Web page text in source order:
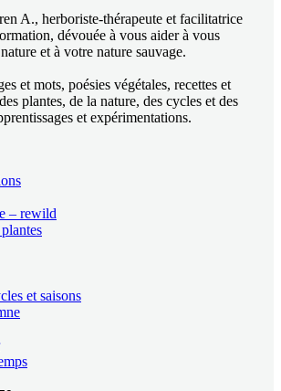
A., herboriste-thérapeute et facilitatrice
dévouée à vous aider à vous
et à votre nature sauvage.
et mots, poésies végétales, recettes et
plantes, de la nature, des cycles et des
et expérimentations.
– rewild
et saisons